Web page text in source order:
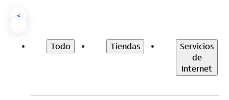
<
Todo Tiendas
Servicios
de
Internet